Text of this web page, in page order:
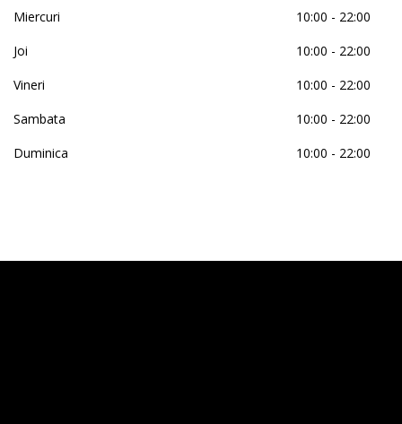
Miercuri
10:00 - 22:00
Joi
10:00 - 22:00
Vineri
10:00 - 22:00
Sambata
10:00 - 22:00
Duminica
10:00 - 22:00